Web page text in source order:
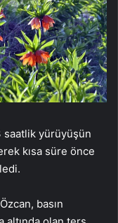
saatlik yürüyüşün
kısa süre önce
basın